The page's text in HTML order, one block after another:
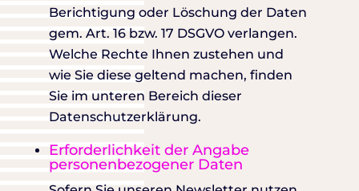
Berichtigung oder Löschung der Daten
gem. Art. 16 bzw. 17 DSGVO verlangen.
Welche Rechte Ihnen zustehen und
wie Sie diese geltend machen, finden
Sie im unteren Bereich dieser
Datenschutzerklärung.
Erforderlichkeit der Angabe
personenbezogener Daten